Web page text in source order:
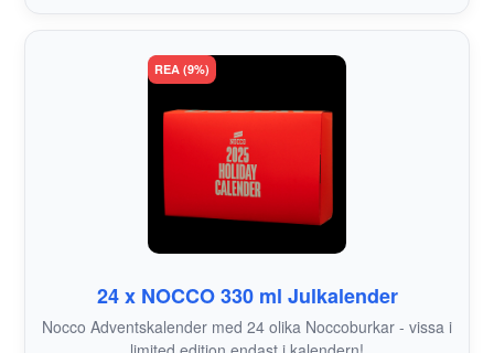
REA (9%)
24 x NOCCO 330 ml Julkalender
Nocco Adventskalender med 24 olika Noccoburkar - vissa i